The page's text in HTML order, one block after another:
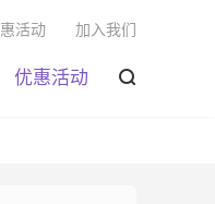
优惠活动 
活动 加入我们